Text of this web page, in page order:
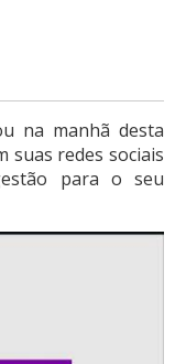
na manhã desta
suas redes sociais
para o seu